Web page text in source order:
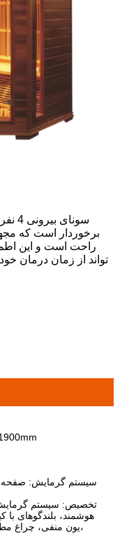
برخوردار است که
راحت است و این
تواند از زمان درمان
سیستم گرمایش: صفحه
تخصیص: سیستم گرمایش
یون منفی، چراغ